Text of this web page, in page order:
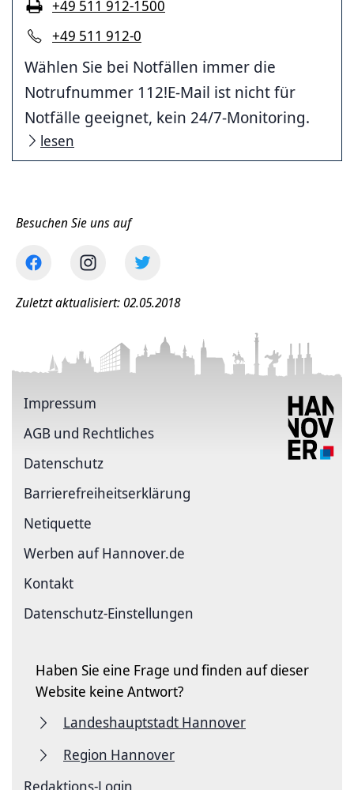
+49 511 912-0
+49 511 912-1500
Wählen Sie bei Notfällen immer die
Notrufnummer 112!E-Mail ist nicht für
Notfälle geeignet, kein 24/7-Monitoring.
lesen
Besuchen Sie uns auf
Zuletzt aktualisiert: 02.05.2018
Impressum
AGB und Rechtliches
Datenschutz
Barriere­freiheits­erklärung
Netiquette
Werben auf Hannover.de
Kontakt
Datenschutz-Einstellungen
Haben Sie eine Frage und finden auf dieser
Website keine Antwort?
Landeshauptstadt Hannover
Region Hannover
Redaktions-Login